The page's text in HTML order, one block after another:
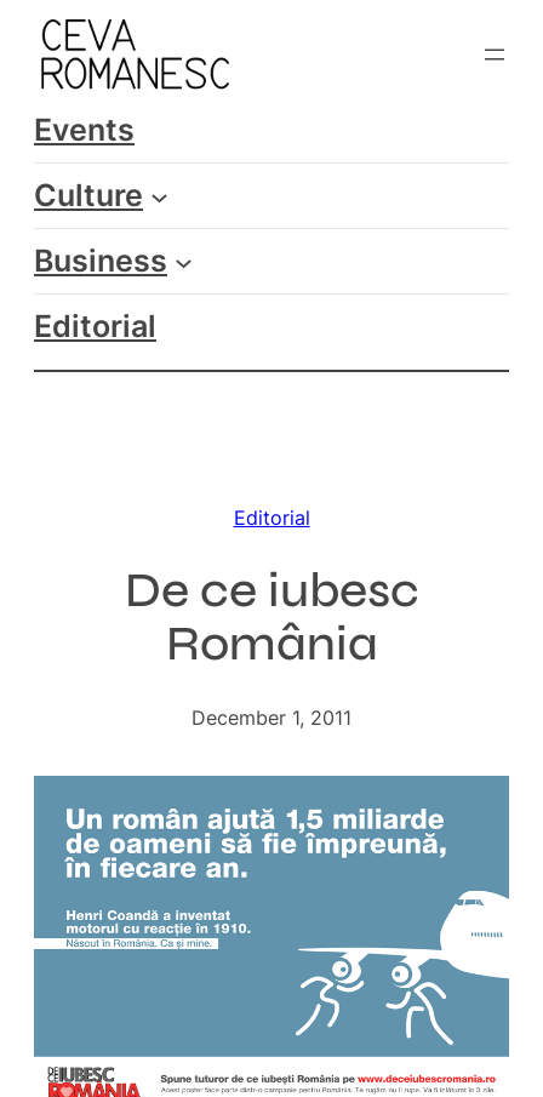
Skip
content
Events
Culture
Business
Editorial
Editorial
De ce iubesc
România
December 1, 2011